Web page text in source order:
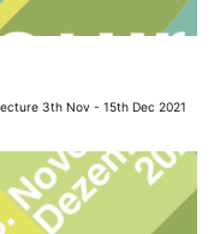
3th Nov - 15th Dec 2021